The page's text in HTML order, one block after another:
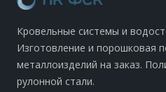
Кровельные системы и
Изготовление и порошковая
металлоизделий на заказ.
рулонной стали.